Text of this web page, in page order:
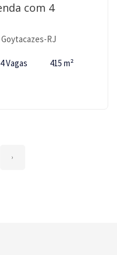
com 4
RJ
4 Vagas 415 m²
›